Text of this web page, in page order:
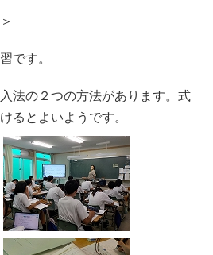
です。
法の２つの方法があります。式
るとよいようです。